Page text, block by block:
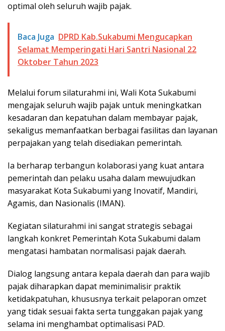
optimal oleh seluruh wajib pajak.
Baca Juga DPRD Kab.Sukabumi Mengucapkan
Selamat Memperingati Hari Santri Nasional 22
Oktober Tahun 2023
Melalui forum silaturahmi ini, Wali Kota Sukabumi
mengajak seluruh wajib pajak untuk meningkatkan
kesadaran dan kepatuhan dalam membayar pajak,
sekaligus memanfaatkan berbagai fasilitas dan layanan
perpajakan yang telah disediakan pemerintah.
Ia berharap terbangun kolaborasi yang kuat antara
pemerintah dan pelaku usaha dalam mewujudkan
masyarakat Kota Sukabumi yang Inovatif, Mandiri,
Agamis, dan Nasionalis (IMAN).
Kegiatan silaturahmi ini sangat strategis sebagai
langkah konkret Pemerintah Kota Sukabumi dalam
mengatasi hambatan normalisasi pajak daerah.
Dialog langsung antara kepala daerah dan para wajib
pajak diharapkan dapat meminimalisir praktik
ketidakpatuhan, khususnya terkait pelaporan omzet
yang tidak sesuai fakta serta tunggakan pajak yang
selama ini menghambat optimalisasi PAD.